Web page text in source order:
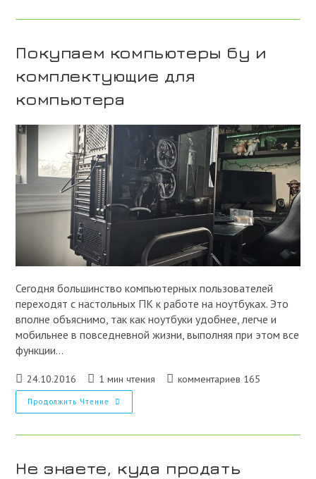
Мониторы
Монитор
Запчасти
Покупаем компьютеры бу и
комплектующие для
компьютера
Сегодня большинство компьютерных пользователей
переходят с настольных ПК к работе на ноутбуках. Это
вполне объяснимо, так как ноутбуки удобнее, легче и
мобильнее в повседневной жизни, выполняя при этом все
функции…
Запись
опубликована:
24.10.2016
Время
чтения:
1 мин чтения
Комментарии
комментариев 165
Продолжить Чтение Покупаем
Компьютеры
И
Не знаете, куда продать